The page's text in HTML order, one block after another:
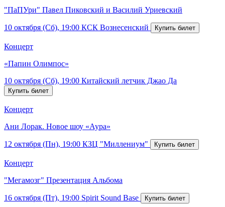
"ПаПУри" Павел Пиковский и Василий Уриевский
10 октября (Сб), 19:00 КСК Вознесенский
Концерт
«Папин Олимпос»
10 октября (Сб), 19:00 Китайский летчик Джао Да
Концерт
Ани Лорак. Новое шоу «Аура»
12 октября (Пн), 19:00 КЗЦ "Миллениум"
Концерт
"Мегамозг" Презентация Альбома
16 октября (Пт), 19:00 Spirit Sound Base